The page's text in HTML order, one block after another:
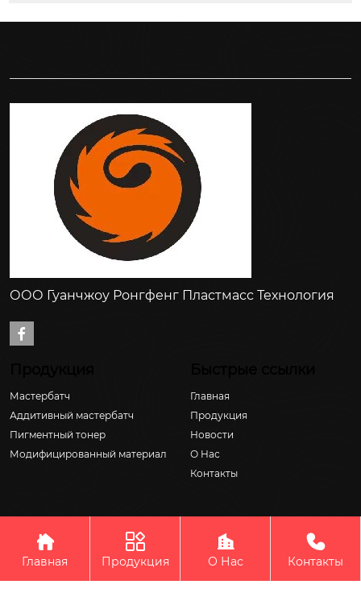
ООО Гуанчжоу Ронгфенг Пластмасс Технология

Мастербатч
Аддитивный мастербатч
Пигментный тонер
Модифицированный материал
Главная
Продукция
Новости
О Hас
Контакты
Авторское право © ООО Гуанчжоу Ронгфенг Пластмасс
Технология

Главная

Продукция

О Нас

Контакты